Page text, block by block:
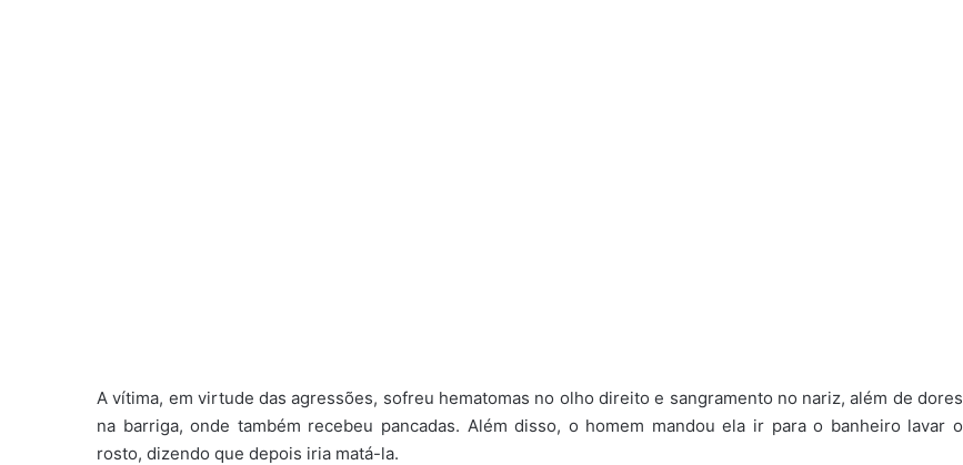
A vítima, em virtude das agressões, sofreu hematomas no olho direito e sangramento no nariz, além de dores
na barriga, onde também recebeu pancadas. Além disso, o homem mandou ela ir para o banheiro lavar o
rosto, dizendo que depois iria matá-la.